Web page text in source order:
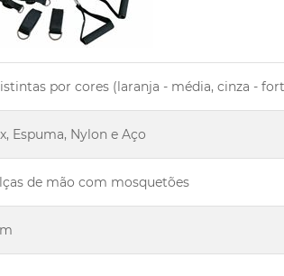
por cores (laranja - média, cinza -
Espuma, Nylon e Aço
de mão com mosquetões